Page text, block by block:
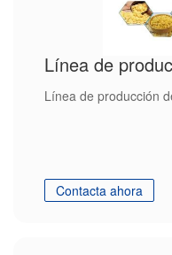
Línea de
Línea de producción
Contacta ahora